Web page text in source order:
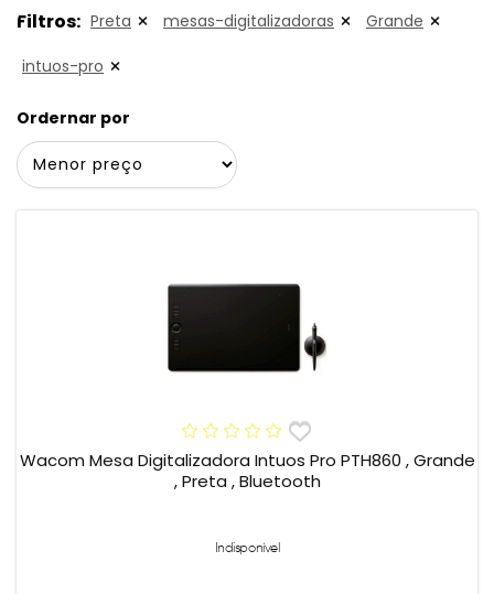
Filtros: Preta mesas-digitalizadoras Grande
intuos-pro
Ordernar por
Wacom Mesa Digitalizadora Intuos Pro PTH860 , Grande
, Preta , Bluetooth
Indisponível